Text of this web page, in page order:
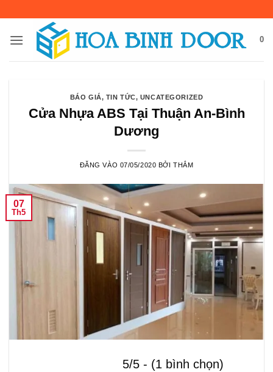
nội
0
BÁO GIÁ, TIN TỨC, UNCATEGORIZED
Cửa Nhựa ABS Tại Thuận An-Bình
Dương
ĐĂNG VÀO 07/05/2020 BỞITHẮM
07
Th5
5/5 - (1 bình chọn)